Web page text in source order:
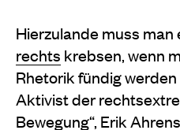
Hierzulande muss man
rechts krebsen, wenn
Rhetorik fündig
Aktivist der
Bewegung“, Erik